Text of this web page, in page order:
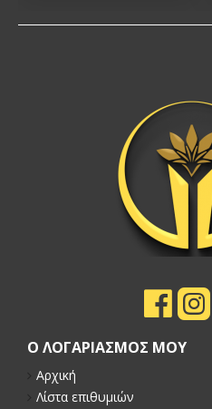
Ο ΛΟΓΑΡΙΑΣΜΟΣ ΜΟΥ
Αρχική
Λίστα επιθυμιών